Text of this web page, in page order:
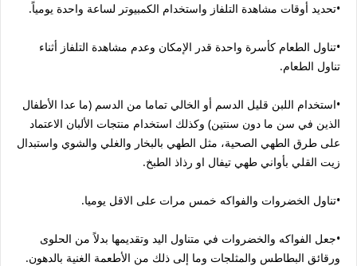
•تحديد أوقات مشاهدة التلفاز واستخدام الكمبيوتر لساعة واحدة يومياً.
•تناول الطعام كأسرة واحدة قدر الإمكان وعدم مشاهدة التلفاز أثناء
تناول الطعام.
•استخدام اللبن قليل الدسم أو الخالي تماما من الدسم (ما عدا الأطفال
الذين في سن ما دون سنتين) وكذلك استخدام منتجات الألبان الاعتماد
على طرق الطهي الصحية، مثل الطهي بالبخار والغلي والشوي واستبدال
زيت القلي بأواني طهي تيفال او رذاذ الطبخ.
•تناول الخضروات والفواكه خمس مرات على الاقل يوميا.
•جعل الفواكه والخضروات في متناول اليد وتقديمها بدلاً من الحلوى
ورقائق البطاطس والمثلجات وما إلى ذلك من الأطعمة الغنية بالدهون.